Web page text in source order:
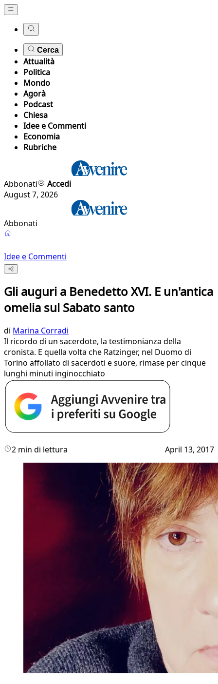
Cerca
Attualità
Politica
Mondo
Agorà
Podcast
Chiesa
Idee e Commenti
Economia
Rubriche
Abbonati
Accedi
August 7, 2026
Abbonati
Idee e Commenti
Gli auguri a Benedetto XVI. E un'antica
omelia sul Sabato santo
di Marina Corradi
Il ricordo di un sacerdote, la testimonianza della
cronista. E quella volta che Ratzinger, nel Duomo di
Torino affollato di sacerdoti e suore, rimase per cinque
lunghi minuti inginocchiato
2 min di lettura April 13, 2017